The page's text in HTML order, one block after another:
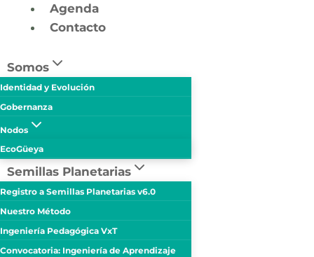
Agenda
Contacto
Somos
Identidad y Evolución
Gobernanza
Nodos
EcoGüeya
Semillas Planetarias
Registro a Semillas Planetarias v6.0
Nuestro Método
Ingeniería Pedagógica VxT
Convocatoria: Ingeniería de Aprendizaje